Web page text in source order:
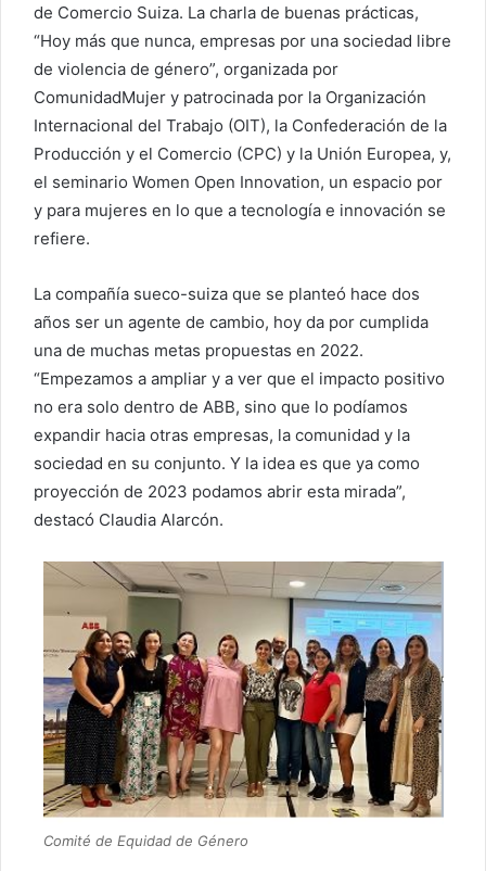
de Comercio Suiza. La charla de buenas prácticas,
“Hoy más que nunca, empresas por una sociedad libre
de violencia de género”, organizada por
ComunidadMujer y patrocinada por la Organización
Internacional del Trabajo (OIT), la Confederación de la
Producción y el Comercio (CPC) y la Unión Europea, y,
el seminario Women Open Innovation, un espacio por
y para mujeres en lo que a tecnología e innovación se
refiere.
La compañía sueco-suiza que se planteó hace dos
años ser un agente de cambio, hoy da por cumplida
una de muchas metas propuestas en 2022.
“Empezamos a ampliar y a ver que el impacto positivo
no era solo dentro de ABB, sino que lo podíamos
expandir hacia otras empresas, la comunidad y la
sociedad en su conjunto. Y la idea es que ya como
proyección de 2023 podamos abrir esta mirada”,
destacó Claudia Alarcón.
Comité de Equidad de Género